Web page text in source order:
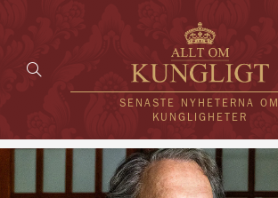
SENASTE NYHETERNA OM
KUNGLIGHETER
HEM